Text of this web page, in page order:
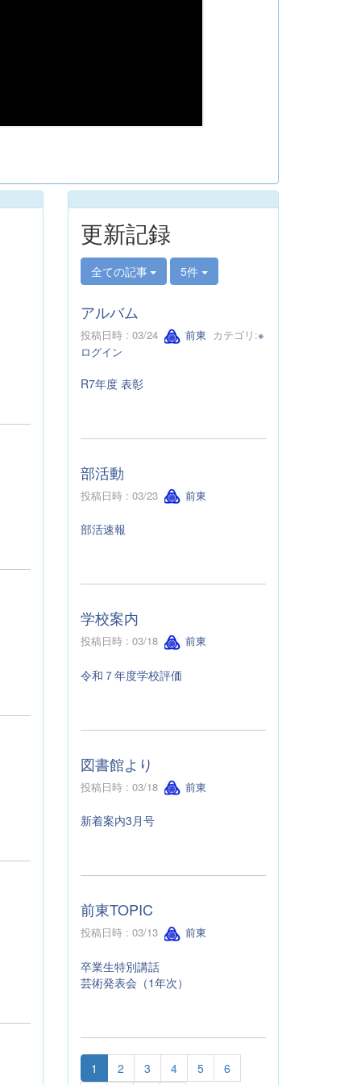
更新記録
全ての記事 5件
アルバム
投稿日時 : 03/24 前東 カテゴリ:※
ログイン
R7年度 表彰
部活動
投稿日時 : 03/23 前東
部活速報
学校案内
投稿日時 : 03/18 前東
令和７年度学校評価
図書館より
投稿日時 : 03/18 前東
新着案内3月号
前東TOPIC
投稿日時 : 03/13 前東
卒業生特別講話
芸術発表会（1年次）
1 2 3 4 5
6